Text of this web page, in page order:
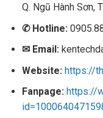
Q. Ngũ Hành Sơn,
✆Hotline:
✉Email:
Website: https://
Fanpage: https://